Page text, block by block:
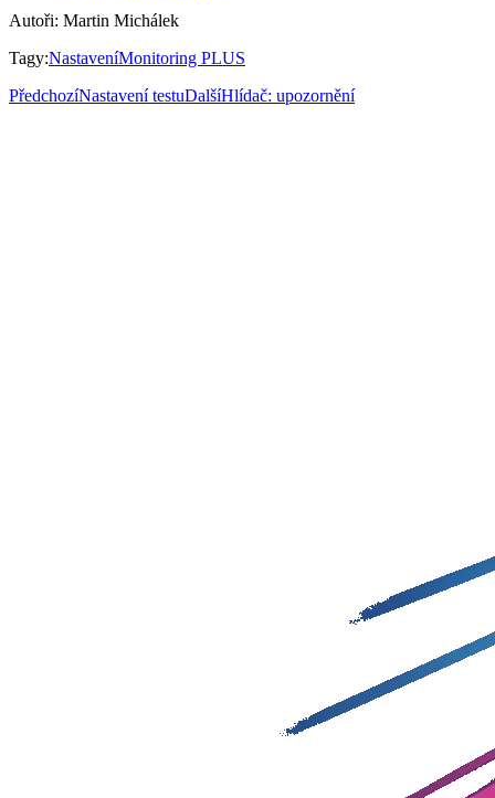
Autoři: Martin Michálek
Tagy:NastaveníMonitoring PLUS
PředchozíNastavení testuDalšíHlídač: upozornění